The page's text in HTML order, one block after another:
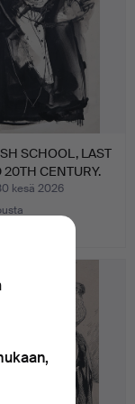
SCHOOL, LAST
20TH CENTURY.
kesä 2026